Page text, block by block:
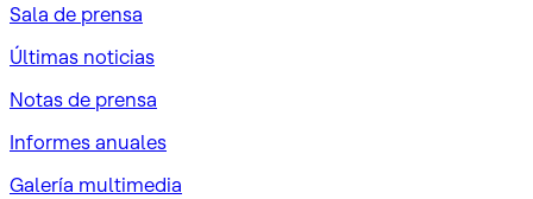
Sala de prensa
Últimas noticias
Notas de prensa
Informes anuales
Galería multimedia